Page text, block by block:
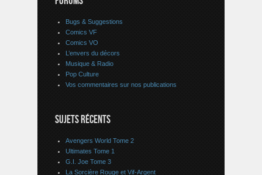
Bugs & Suggestions
Comics VF
Comics VO
L’envers du décors
Musique & Radio
Pop Culture
Vos commentaires sur nos publications
SUJETS RÉCENTS
Avengers World Tome 2
Ultimates Tome 1
G.I. Joe Tome 3
La Sorcière Rouge et Vif-Argent